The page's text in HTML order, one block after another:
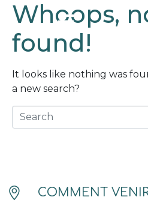
Whoops,
found!
It looks like nothing was
a new search?
Search
COMMENT